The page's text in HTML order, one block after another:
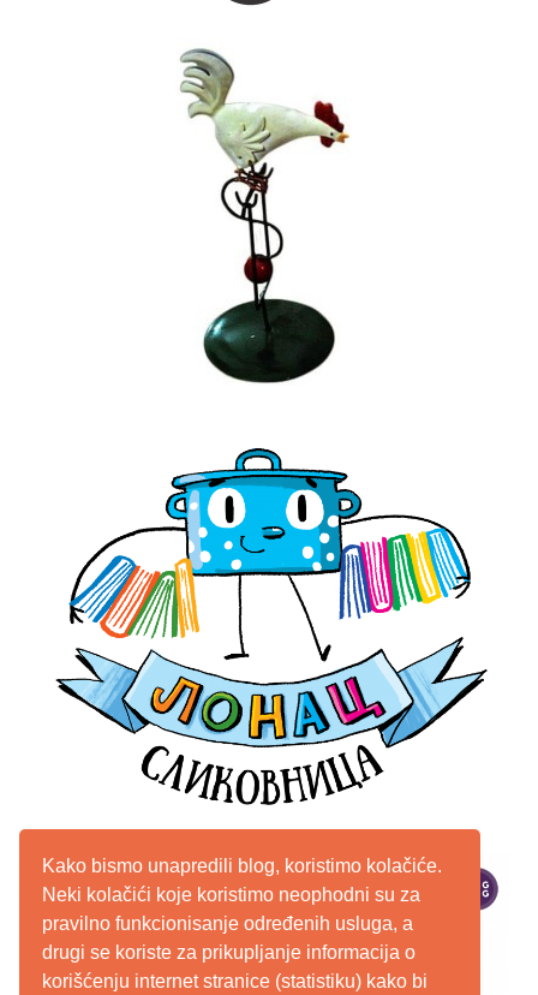
Kako bismo unapredili blog, koristimo kolačiće.
Neki kolačići koje koristimo neophodni su za
pravilno funkcionisanje određenih usluga, a
drugi se koriste za prikupljanje informacija o
korišćenju internet stranice (statistiku) kako bi